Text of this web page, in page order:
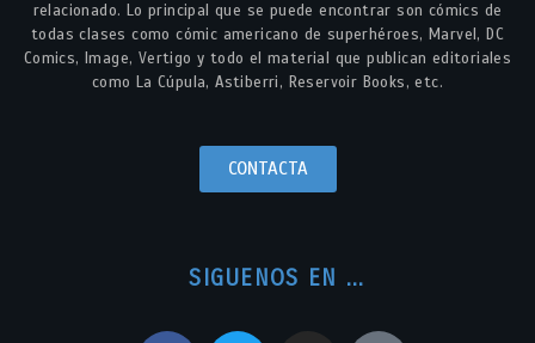
relacionado. Lo principal que se puede encontrar son cómics de
todas clases como cómic americano de superhéroes, Marvel, DC
Comics, Image, Vertigo y todo el material que publican editoriales
como La Cúpula, Astiberri, Reservoir Books, etc.
CONTACTA
SIGUENOS EN ...